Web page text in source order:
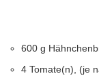
600 g
4 Tomate(n), (je